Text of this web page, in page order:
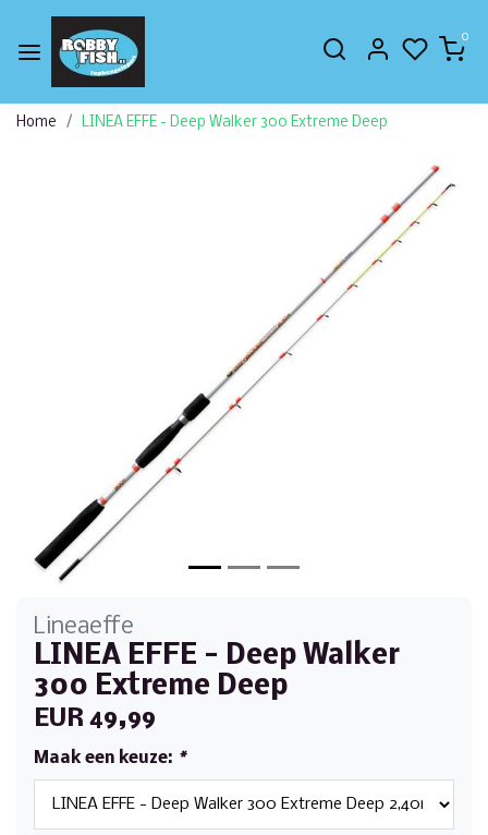
0
Home LINEA EFFE - Deep Walker 300 Extreme Deep
Lineaeffe
LINEA EFFE - Deep Walker
300 Extreme Deep
EUR 49,99
Maak een keuze: *